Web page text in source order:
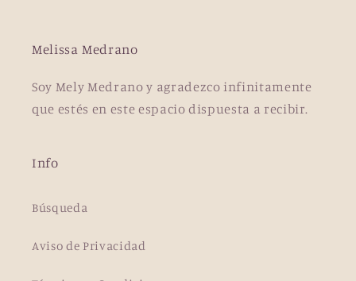
Melissa Medrano
Soy Mely Medrano y agradezco infinitamente
que estés en este espacio dispuesta a recibir.
Info
Búsqueda
Aviso de Privacidad